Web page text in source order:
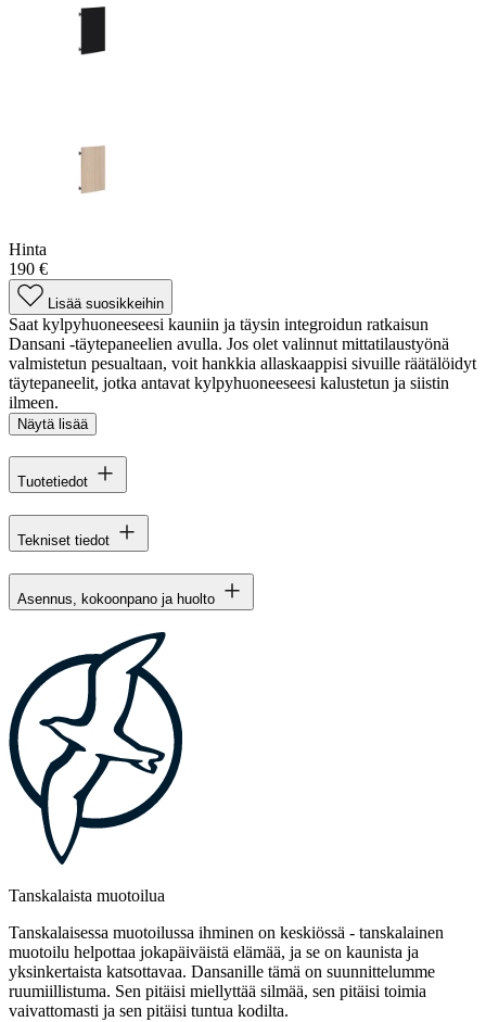
Hinta
190 €
Lisää suosikkeihin
Saat kylpyhuoneeseesi kauniin ja täysin integroidun ratkaisun
Dansani -täytepaneelien avulla. Jos olet valinnut mittatilaustyönä
valmistetun pesualtaan, voit hankkia allaskaappisi sivuille räätälöidyt
täytepaneelit, jotka antavat kylpyhuoneeseesi kalustetun ja siistin
ilmeen.
Näytä lisää
Tuotetiedot
Tekniset tiedot
Asennus, kokoonpano ja huolto
Tanskalaista muotoilua
Tanskalaisessa muotoilussa ihminen on keskiössä - tanskalainen
muotoilu helpottaa jokapäiväistä elämää, ja se on kaunista ja
yksinkertaista katsottavaa. Dansanille tämä on suunnittelumme
ruumiillistuma. Sen pitäisi miellyttää silmää, sen pitäisi toimia
vaivattomasti ja sen pitäisi tuntua kodilta.